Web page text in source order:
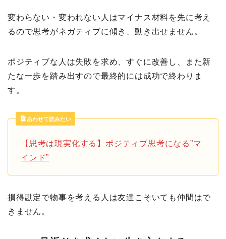
変わらない・変われない人はマイナス材料を先に考え
るので思考がネガティブに傾き、動き出せません。
ポジティブな人は失敗を求め、すぐに改善し、また新
たな一歩を踏み出すので最終的には成功で終わりま
す。
あわせて読みたい
【思考は現実化する】ポジティブ思考になる”マ
インド”
損得勘定で物事を考える人は友達こそいても仲間はで
きません。